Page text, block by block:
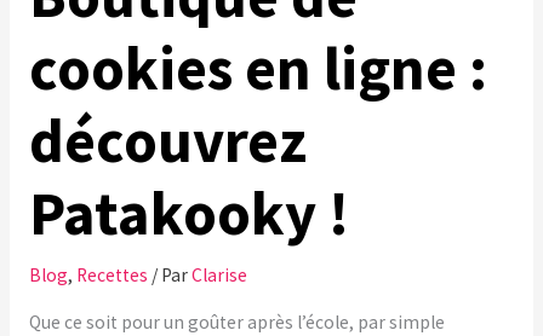
cookies en ligne :
découvrez
Patakooky !
Blog, Recettes / ParClarise
Que ce soit pour un goûter après l’école, par simple